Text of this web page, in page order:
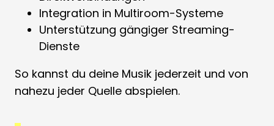
Integration in Multiroom-Systeme
Unterstützung gängiger Streaming-
Dienste
So kannst du deine Musik jederzeit und von
nahezu jeder Quelle abspielen.